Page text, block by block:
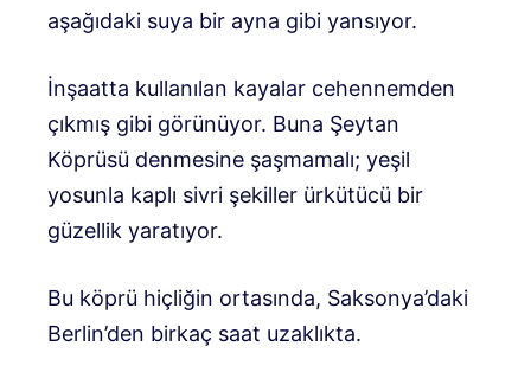
aşağıdaki suya bir ayna gibi yansıyor.
İnşaatta kullanılan kayalar cehennemden
çıkmış gibi görünüyor. Buna Şeytan
Köprüsü denmesine şaşmamalı; yeşil
yosunla kaplı sivri şekiller ürkütücü bir
güzellik yaratıyor.
Bu köprü hiçliğin ortasında, Saksonya’daki
Berlin’den birkaç saat uzaklıkta.